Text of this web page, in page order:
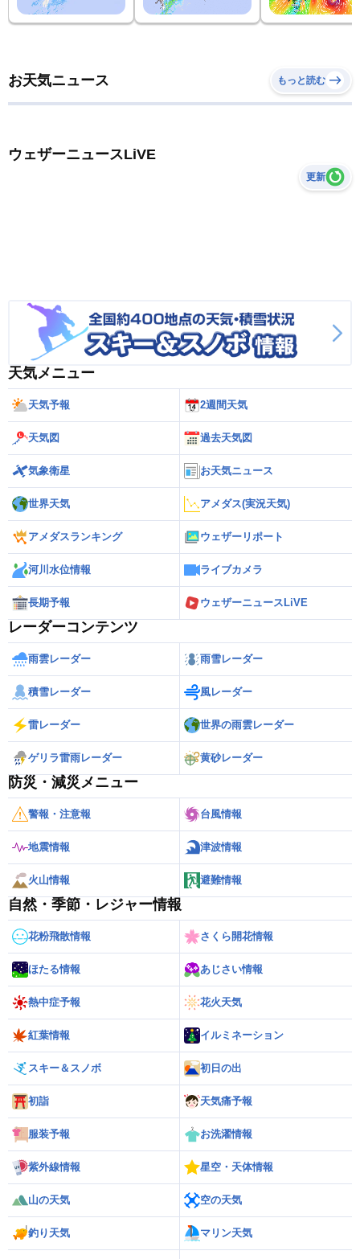
お天気ニュース もっと読む
ウェザーニュースLiVE
更新
天気メニュー
天気予報 2週間天気
天気図 過去天気図
気象衛星 お天気ニュース
世界天気 アメダス(実況天気)
アメダスランキング ウェザーリポート
河川水位情報 ライブカメラ
長期予報 ウェザーニュースLiVE
レーダーコンテンツ
雨雲レーダー 雨雪レーダー
積雪レーダー 風レーダー
雷レーダー 世界の雨雲レーダー
ゲリラ雷雨レーダー 黄砂レーダー
防災・減災メニュー
警報・注意報 台風情報
地震情報 津波情報
火山情報 避難情報
自然・季節・レジャー情報
花粉飛散情報 さくら開花情報
ほたる情報 あじさい情報
熱中症予報 花火天気
紅葉情報 イルミネーション
スキー＆スノボ 初日の出
初詣 天気痛予報
服装予報 お洗濯情報
紫外線情報 星空・天体情報
山の天気 空の天気
釣り天気 マリン天気